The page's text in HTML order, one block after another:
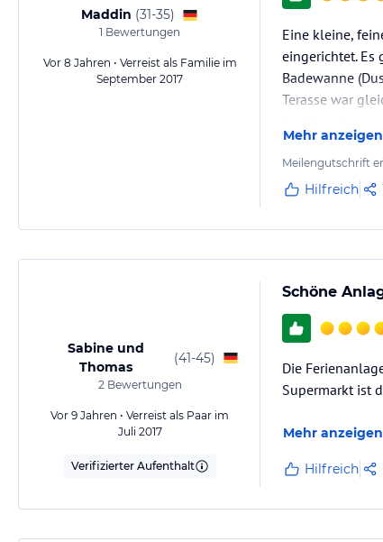
Maddin (31-35)
1 Bewertungen
Vor 8 Jahren • Verreist als Familie im
September 2017
Eine kleine,
eingerichtet. Es
Badewanne
Terasse war
Steckdosen alt,
Mehr anzeigen
Meilengutschrift
Hilfreich
Sabine und
Thomas
(41-45)
2Bewertungen
Vor 9 Jahren • Verreist als Paar im
Juli 2017
Verifizierter Aufenthalt
Schöne
Die
Supermarkt ist
Mehr anzeigen
Hilfreich